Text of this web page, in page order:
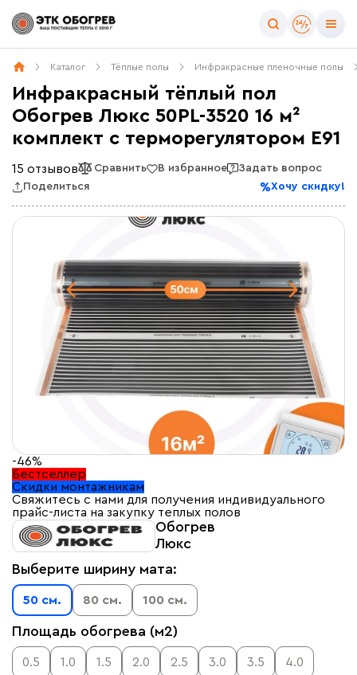
Каталог Тёплые полы Инфракрасные пленочные полы
Инфракрасный тёплый пол
Обогрев Люкс 50PL-3520 16 м²
комплект c терморегулятором E91
15 отзывов Сравнить В избранное
Задать вопрос
Поделиться
Хочу скидку!
-46%
Бестселлер
Скидки монтажникам
Свяжитесь с нами для получения индивидуального
прайс-листа на закупку теплых полов
Обогрев
Люкс
Выберите ширину мата:
50 см. 80 см. 100 см.
Площадь обогрева (м2)
0.5 1.0 1.5 2.0 2.5 3.0 3.5 4.0